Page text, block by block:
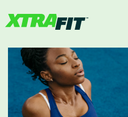
START